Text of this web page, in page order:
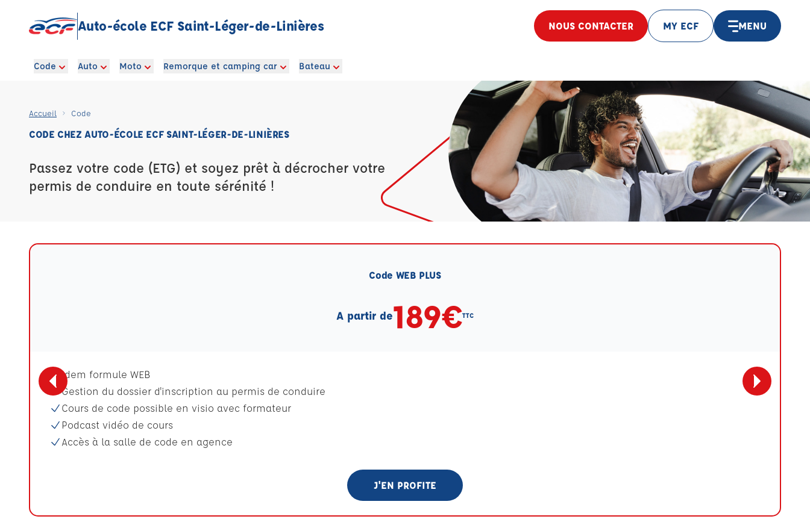
Auto-école ECF Saint-Léger-de-Linières NOUS CONTACTER MY ECF MENU
Code Auto Moto Remorque et camping car Bateau
Accueil Code
CODE CHEZ AUTO-ÉCOLE ECF SAINT-LÉGER-DE-LINIÈRES
Passez votre code (ETG) et soyez prêt à décrocher votre
permis de conduire en toute sérénité !
Code WEB PLUS
A partir de189€TTC
Idem formule WEB
Gestion du dossier d'inscription au permis de conduire
Cours de code possible en visio avec formateur
Podcast vidéo de cours
Accès à la salle de code en agence
J'EN PROFITE